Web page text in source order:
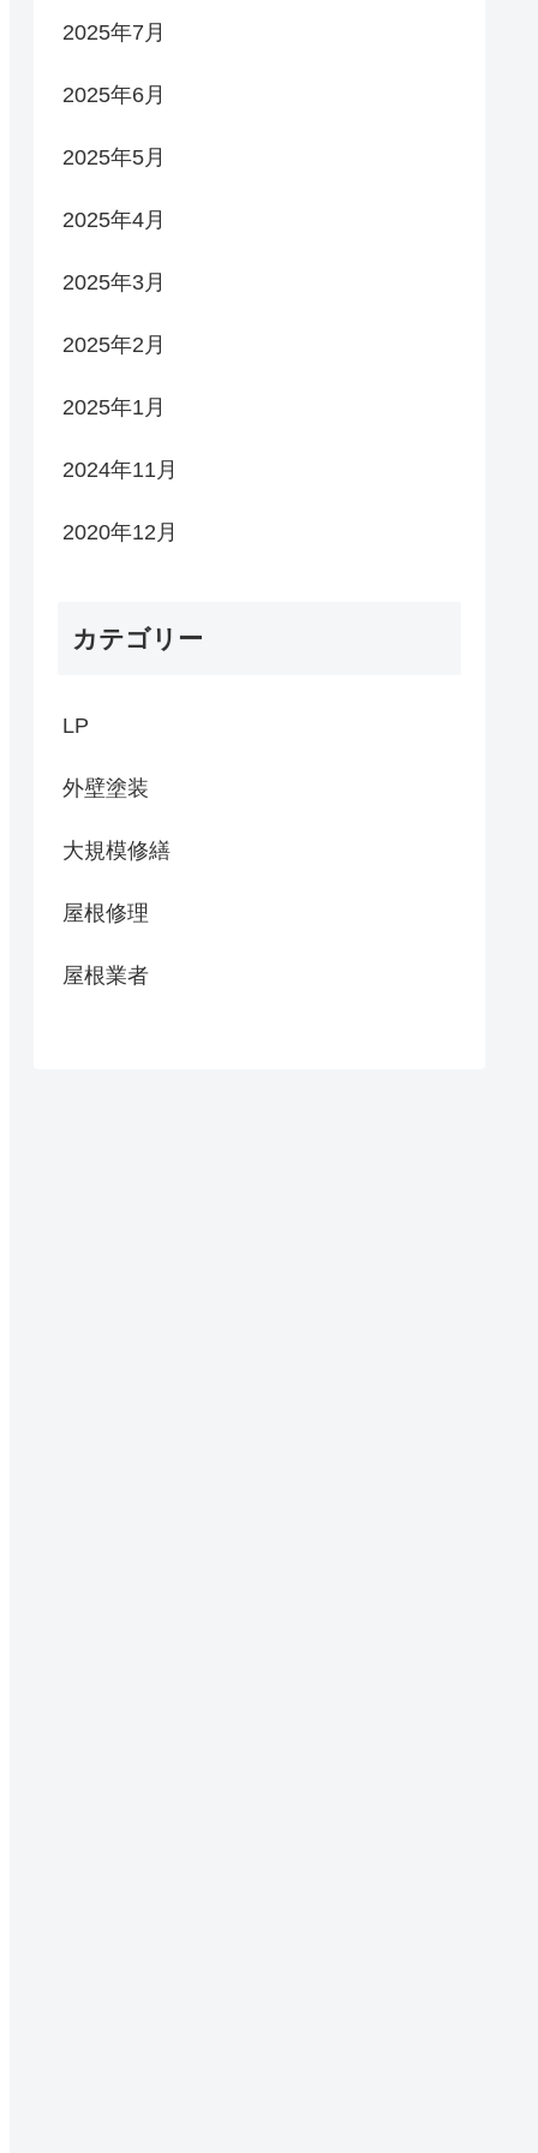
2025年7月
2025年6月
2025年5月
2025年4月
2025年3月
2025年2月
2025年1月
2024年11月
2020年12月
カテゴリー
LP
外壁塗装
大規模修繕
屋根修理
屋根業者